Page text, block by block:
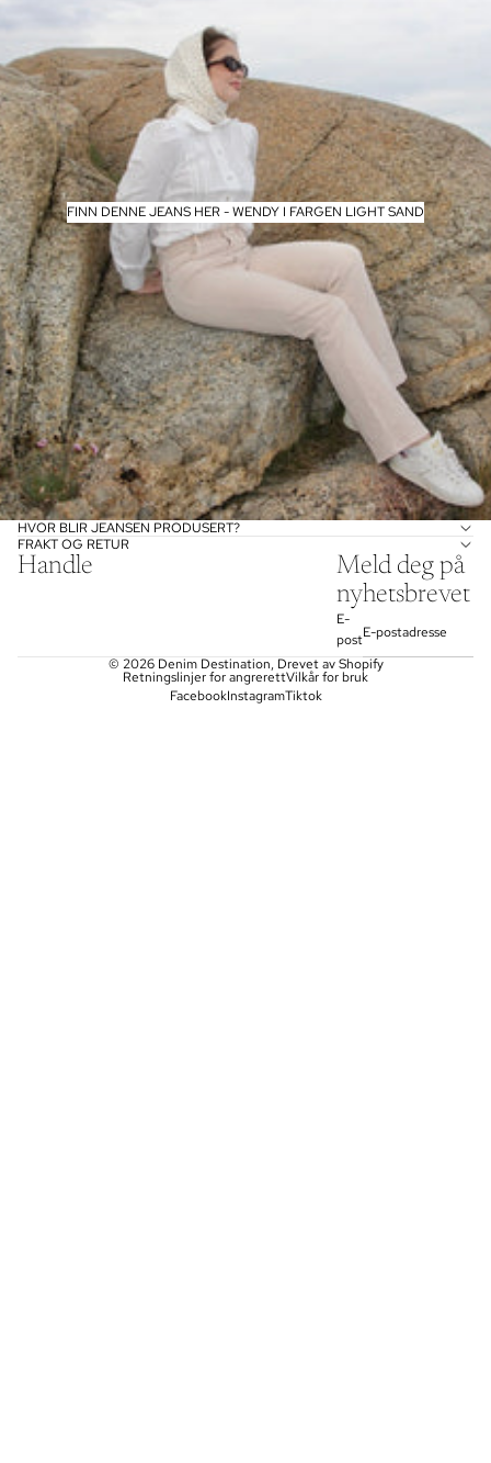
FINN DENNE JEANS HER - WENDY I FARGEN LIGHT SAND
HVOR BLIR JEANSEN PRODUSERT?
FRAKT OG RETUR
Handle
Meld deg på
nyhetsbrevet
E-
post
© 2026 Denim Destination, Drevet av Shopify
Retningslinjer for angrerettVilkår for bruk
FacebookInstagramTiktok